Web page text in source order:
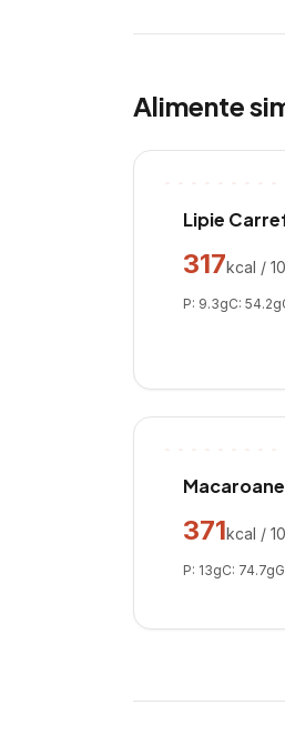
Alimente
Lipie
317kcal /
P: 9.3gC: 54.2g
371kcal /
P: 13gC: 74.7g